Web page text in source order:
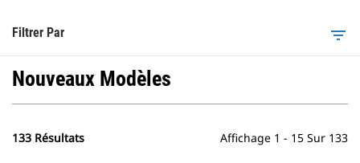
Filtrer Par filter_list
Nouveaux Modèles
133 Résultats Affichage 1 - 15 Sur 133